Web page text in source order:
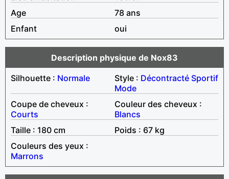
Age
78 ans
Enfant
oui
Description physique de Nox83
Silhouette : Normale Style : Décontracté Sportif
Mode
Coupe de cheveux :
Courts
Couleur des cheveux :
Blancs
Taille : 180 cm
Poids : 67 kg
Couleurs des yeux :
Marrons